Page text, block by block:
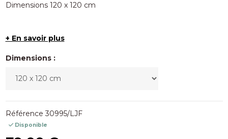
Dimensions 120 x 120 cm
+ En savoir plus
Dimensions :
Référence 30995/LJF
Disponible